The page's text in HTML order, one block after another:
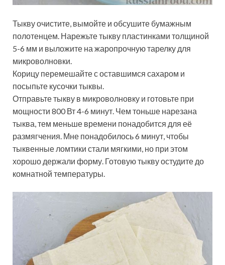
Тыкву очистите, вымойте и обсушите бумажным
полотенцем. Нарежьте тыкву пластинками толщиной
5-6 мм и выложите на жаропрочную тарелку для
микроволновки.
Корицу перемешайте с оставшимся сахаром и
посыпьте кусочки тыквы.
Отправьте тыкву в микроволновку и готовьте при
мощности 800 Вт 4-6 минут. Чем тоньше нарезана
тыква, тем меньше времени понадобится для её
размягчения. Мне понадобилось 6 минут, чтобы
тыквенные ломтики стали мягкими, но при этом
хорошо держали форму. Готовую тыкву остудите до
комнатной температуры.